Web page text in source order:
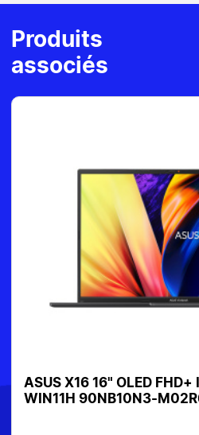
Produits
associés
ASUS X16 16" OLED
WIN11H 90NB10N3-